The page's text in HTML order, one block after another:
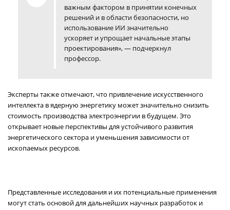
важным фактором в принятии конечных
решений и в области безопасности, но
использование ИИ значительно
ускоряет и упрощает начальные этапы
проектирования», — подчеркнул
профессор.
Эксперты также отмечают, что привлечение искусственного
интеллекта в ядерную энергетику может значительно снизить
стоимость производства электроэнергии в будущем. Это
открывает новые перспективы для устойчивого развития
энергетического сектора и уменьшения зависимости от
ископаемых ресурсов.
Представленные исследования и их потенциальные применения
могут стать основой для дальнейших научных разработок и